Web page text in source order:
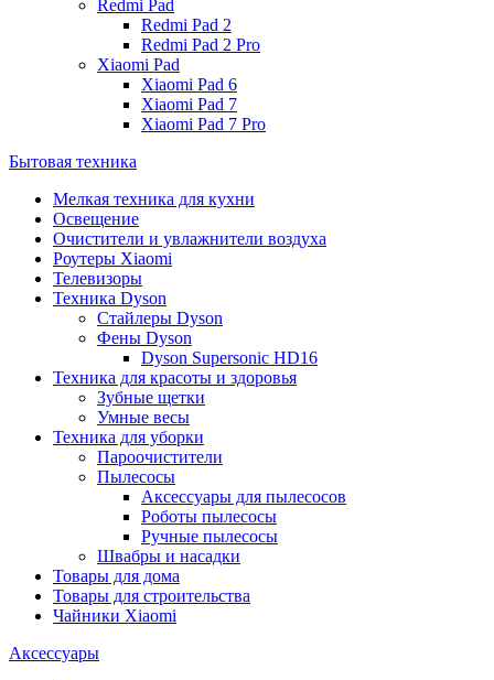
Redmi Pad
Redmi Pad 2
Redmi Pad 2 Pro
Xiaomi Pad
Xiaomi Pad 6
Xiaomi Pad 7
Xiaomi Pad 7 Pro
Бытовая техника
Мелкая техника для кухни
Освещение
Очистители и увлажнители воздуха
Роутеры Xiaomi
Телевизоры
Техника Dyson
Стайлеры Dyson
Фены Dyson
Dyson Supersonic HD16
Техника для красоты и здоровья
Зубные щетки
Умные весы
Техника для уборки
Пароочистители
Пылесосы
Аксессуары для пылесосов
Роботы пылесосы
Ручные пылесосы
Швабры и насадки
Товары для дома
Товары для строительства
Чайники Xiaomi
Аксессуары